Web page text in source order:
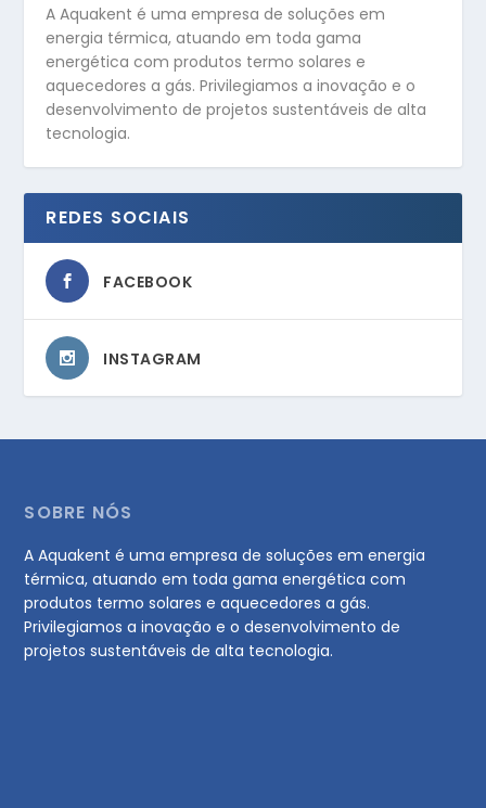
A Aquakent é uma empresa de soluções em
energia térmica, atuando em toda gama
energética com produtos termo solares e
aquecedores a gás. Privilegiamos a inovação e o
desenvolvimento de projetos sustentáveis de alta
tecnologia.
REDES SOCIAIS
FACEBOOK
INSTAGRAM
SOBRE NÓS
A Aquakent é uma empresa de soluções em energia
térmica, atuando em toda gama energética com
produtos termo solares e aquecedores a gás.
Privilegiamos a inovação e o desenvolvimento de
projetos sustentáveis de alta tecnologia.